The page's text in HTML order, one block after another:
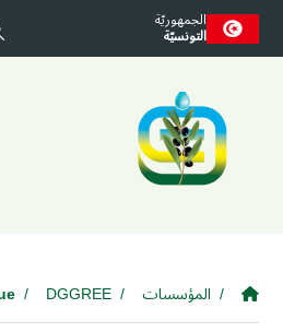
Skip to main
الجمهوريّة
التونسيّة
المؤسسات DGGREE